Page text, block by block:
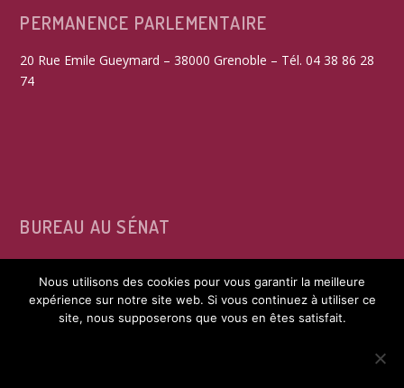
PERMANENCE PARLEMENTAIRE
20 Rue Emile Gueymard – 38000 Grenoble – Tél. 04 38 86 28
74
BUREAU AU SÉNAT
15, rue de Vaugirard – 75291 Paris Cedex 06 – Tél. 01 42 34
39 60Nous utilisons des cookies pour vous garantir la meilleure
expérience sur notre site web. Si vous continuez à utiliser ce
site, nous supposerons que vous en êtes satisfait.